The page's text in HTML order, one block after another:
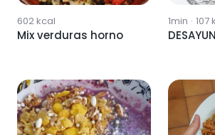
602kcal
Mix verduras horno
1min · 107